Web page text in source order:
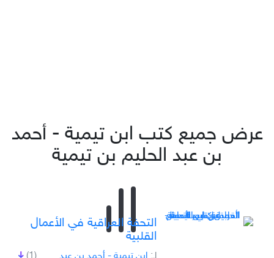
عرض جميع كتب ابن تيمية - أحمد
بن عبد الحليم بن تيمية
التحفة العراقية في الأعمال
القلبية